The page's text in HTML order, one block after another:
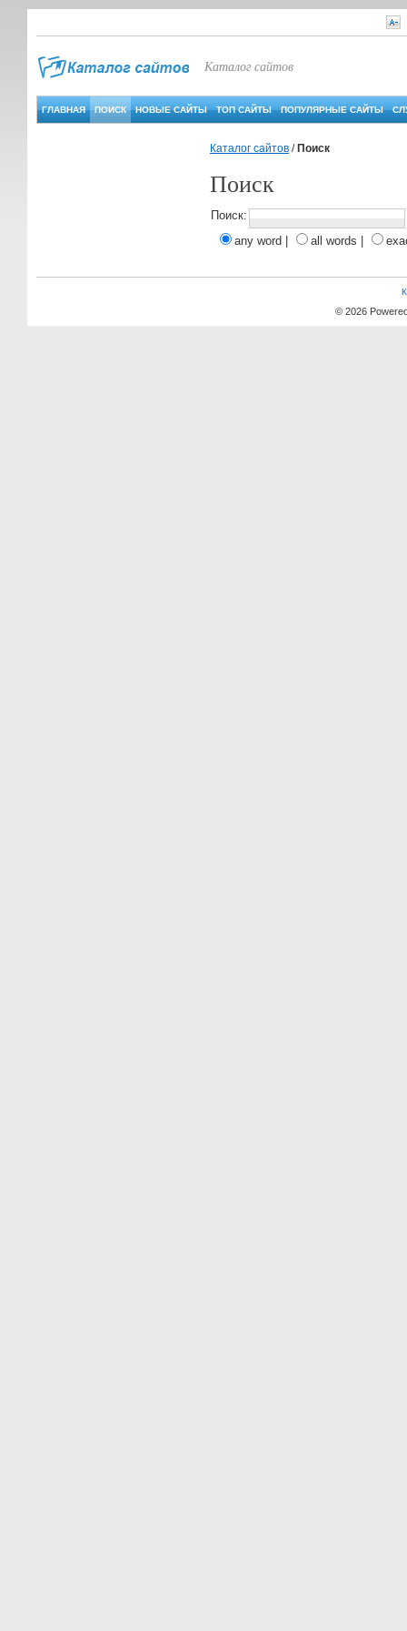
Каталог сайтов
ГЛАВНАЯ ПОИСК НОВЫЕ САЙТЫ ТОП САЙТЫ ПОПУЛЯРНЫЕ САЙТЫ
Каталог сайтов / Поиск
Поиск
Поиск:
any word
all words
© 2026